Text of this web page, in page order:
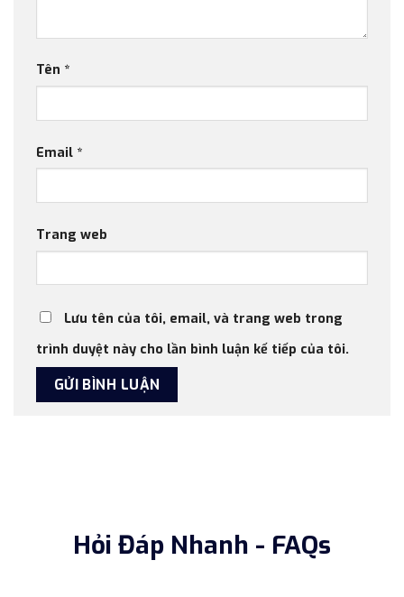
Tên *
Email *
Trang web
Lưu tên của tôi, email, và trang web trong
trình duyệt này cho lần bình luận kế tiếp của tôi.
Hỏi Đáp Nhanh - FAQs